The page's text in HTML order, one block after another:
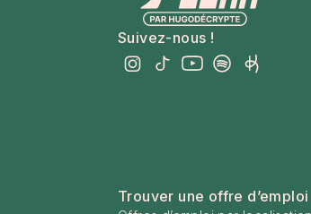
Suivez-nous !
Trouver une offre d’emploi